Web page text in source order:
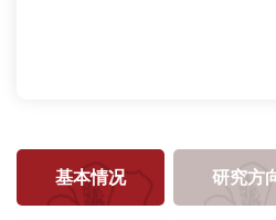
基本情况 研究方